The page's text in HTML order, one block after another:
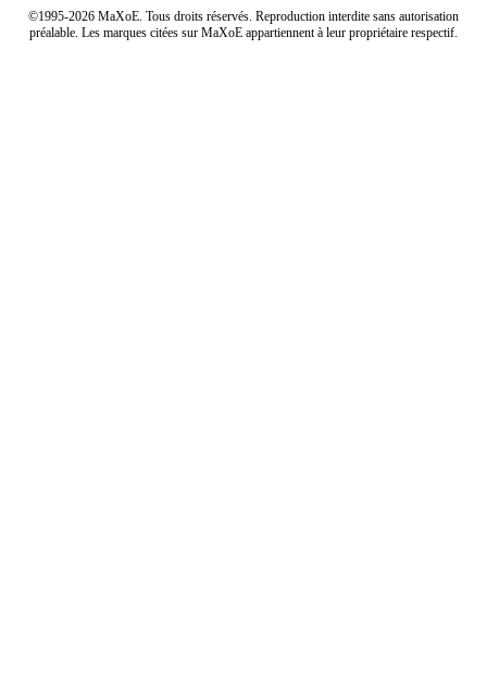
©1995-2026 MaXoE. Tous droits réservés. Reproduction interdite sans autorisation
préalable. Les marques citées sur MaXoE appartiennent à leur propriétaire respectif.